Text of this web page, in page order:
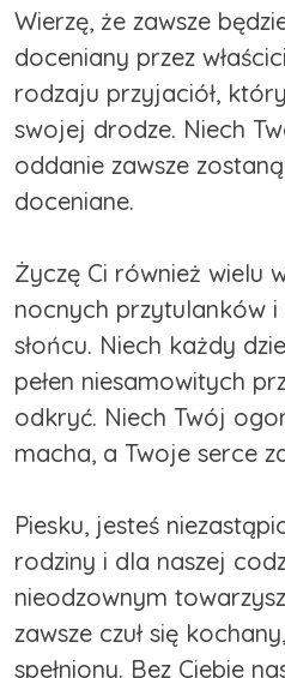
Wierzę, że zawsze
doceniany przez
rodzaju przyjaciół,
swojej drodze. Niech
oddanie zawsze
doceniane.
Życzę Ci również wielu
nocnych przytulanków i
słońcu. Niech każdy
pełen niesamowitych
odkryć. Niech Twój
macha, a Twoje serce
Piesku, jesteś
rodziny i dla naszej
nieodzownym
zawsze czuł się
spełniony. Bez Ciebie